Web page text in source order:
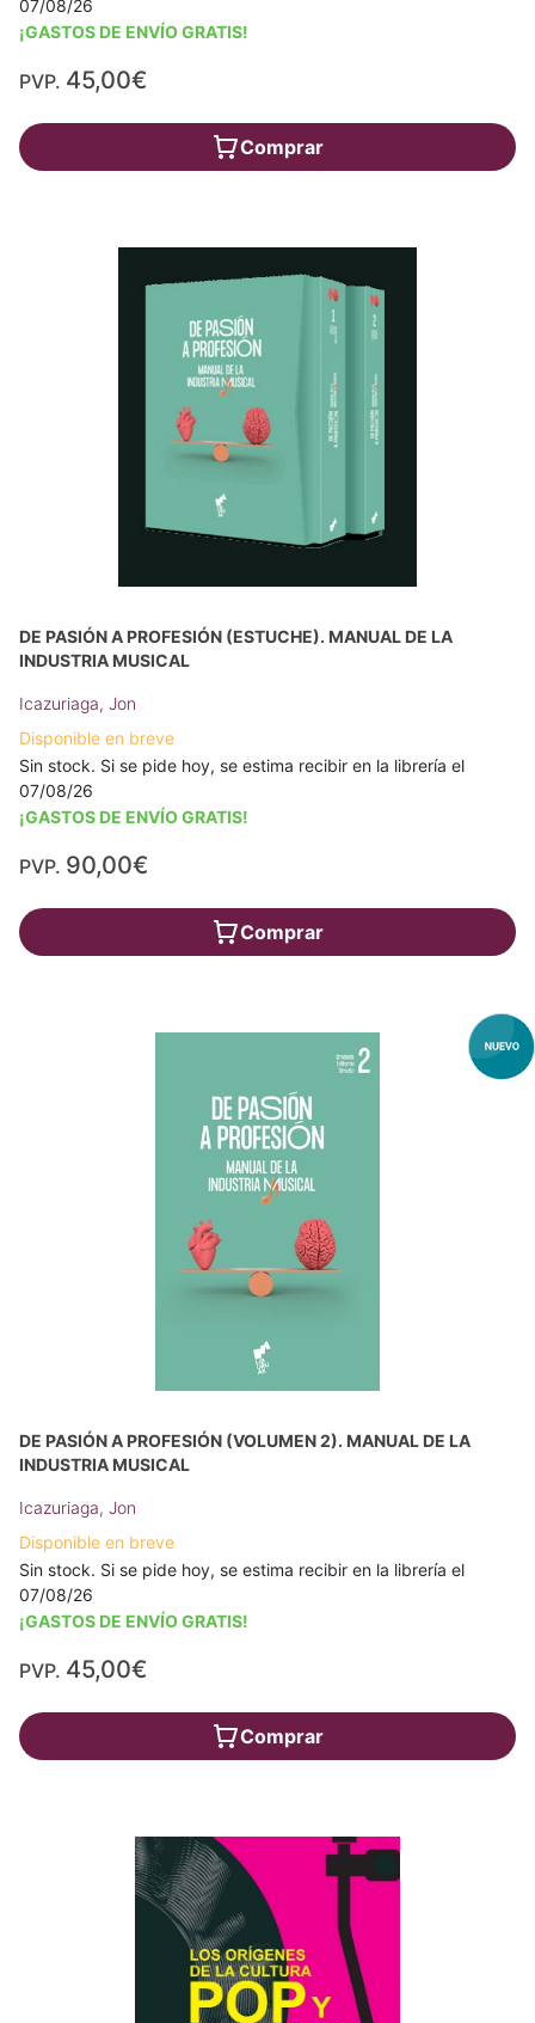
07/08/26
¡GASTOS DE ENVÍO GRATIS!
PVP. 45,00€
Comprar
DE PASIÓN A PROFESIÓN (ESTUCHE). MANUAL DE LA
INDUSTRIA MUSICAL
Icazuriaga, Jon
Disponible en breve
Sin stock. Si se pide hoy, se estima recibir en la librería el
07/08/26
¡GASTOS DE ENVÍO GRATIS!
PVP. 90,00€
Comprar
DE PASIÓN A PROFESIÓN (VOLUMEN 2). MANUAL DE LA
INDUSTRIA MUSICAL
Icazuriaga, Jon
Disponible en breve
Sin stock. Si se pide hoy, se estima recibir en la librería el
07/08/26
¡GASTOS DE ENVÍO GRATIS!
PVP. 45,00€
Comprar